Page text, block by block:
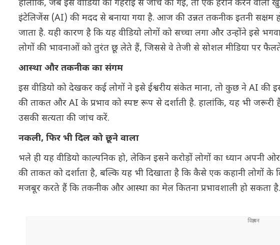
हालांकि, जब इस वीडियो की गहराई से जांच की गई, तो एक हैरान करने वाला
इंटेलिजेंस (AI) की मदद से बनाया गया है. आज की उन्नत तकनीक इतनी
जाता है. यही कारण है कि यह वीडियो लोगों को सच्चा लगा और उन्होंने इसे
लोगों की भावनाओं को तुरंत छू लेते हैं, जिससे वे तेजी से सोशल मीडिया पर
आस्था और तकनीक का संगम
इस वीडियो को देखकर कई लोगों ने इसे ईश्वरीय संकेत माना, तो कुछ ने AI की
की ताकत और AI के प्रभाव को स्पष्ट रूप से दर्शाती है. हालांकि, यह भी
उसकी सत्यता की जांच करें.
नकली, फिर भी दिल को छूने वाला
भले ही यह वीडियो काल्पनिक हो, लेकिन इसने करोड़ों लोगों का ध्यान
की ताकत को दर्शाता है, बल्कि यह भी दिखाता है कि कैसे एक कहानी लोगों
मजबूर करते हैं कि तकनीक और आस्था का मेल कितना प्रभावशाली हो सकता है.